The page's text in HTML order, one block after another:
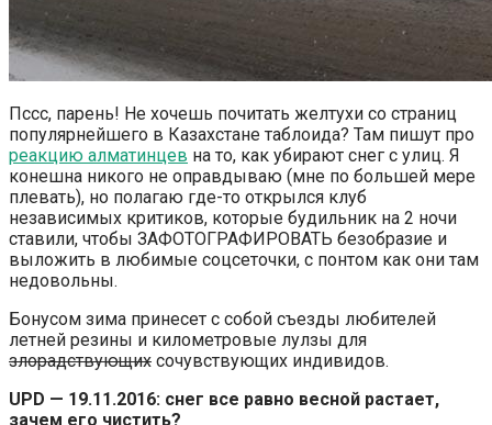
Пссс, парень! Не хочешь почитать желтухи со страниц
популярнейшего в Казахстане таблоида? Там пишут про
реакцию алматинцев на то, как убирают снег с улиц. Я
конешна никого не оправдываю (мне по большей мере
плевать), но полагаю где-то открылся клуб
независимых критиков, которые будильник на 2 ночи
ставили, чтобы ЗАФОТОГРАФИРОВАТЬ безобразие и
выложить в любимые соцсеточки, с понтом как они там
недовольны.
Бонусом зима принесет с собой съезды любителей
летней резины и километровые лулзы для
злорадствующих сочувствующих индивидов.
UPD — 19.11.2016: снег все равно весной растает,
зачем его чистить?